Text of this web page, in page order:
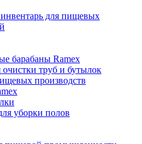
для пищевых
барабаны Ramex
труб и бутылок
производств
уборки полов